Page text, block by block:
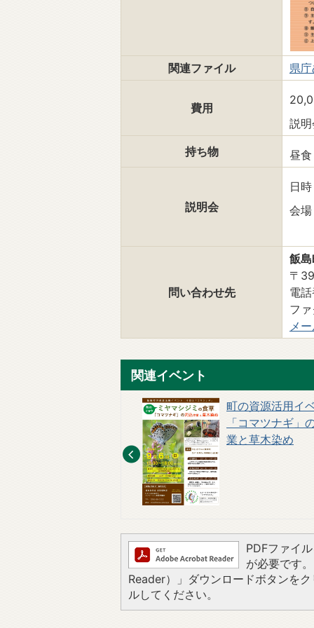
関連ファイル 県
費用
説
持ち物
昼
説明会
日
会
問い合わせ先
飯
〒
電
フ
メ
関連イベント
町の資源活用イ
「コマツナギ」
業と草木染め
PDFファイ
が必要です
Reader）」ダウンロードボタンを
ルしてください。